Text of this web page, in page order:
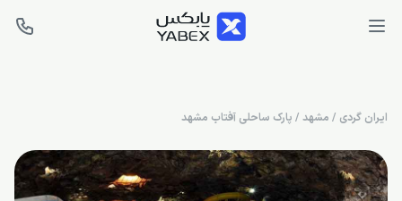
ایران گردی / مشهد / پارک ساحلی آفتاب مشهد